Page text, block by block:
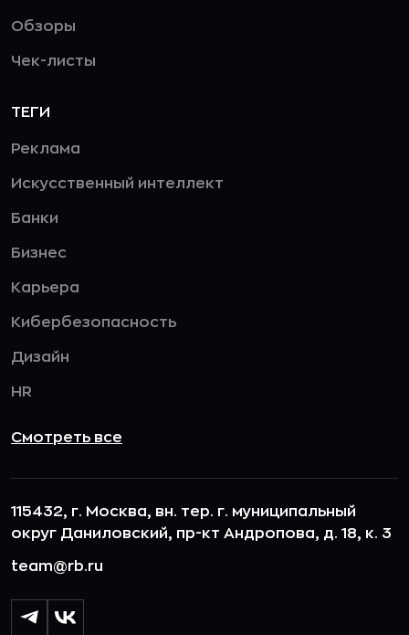
Обзоры
Чек-листы
ТЕГИ
Реклама
Искусственный интеллект
Банки
Бизнес
Карьера
Кибербезопасность
Дизайн
HR
Смотреть все
115432, г. Москва, вн. тер. г. муниципальный
округ Даниловский, пр-кт Андропова, д. 18, к. 3
team@rb.ru